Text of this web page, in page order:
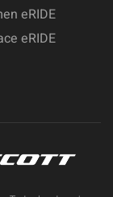
eRIDE
eRIDE